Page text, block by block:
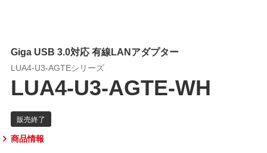
Giga USB 3.0対応 有線LANアダプター
LUA4-U3-AGTEシリーズ
LUA4-U3-AGTE-WH
商品情報